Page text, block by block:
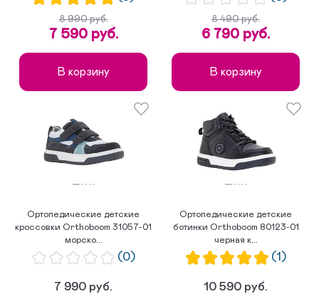
8 990 руб.
7 590 руб.
В корзину
8 490 руб.
6 790 руб.
В корзину
Ортопедические детские
кроссовки Orthoboom 31057-01
морско...
(0)
7 990 руб.
Ортопедические детские
ботинки Orthoboom 80123-01
черная к...
(1)
10 590 руб.